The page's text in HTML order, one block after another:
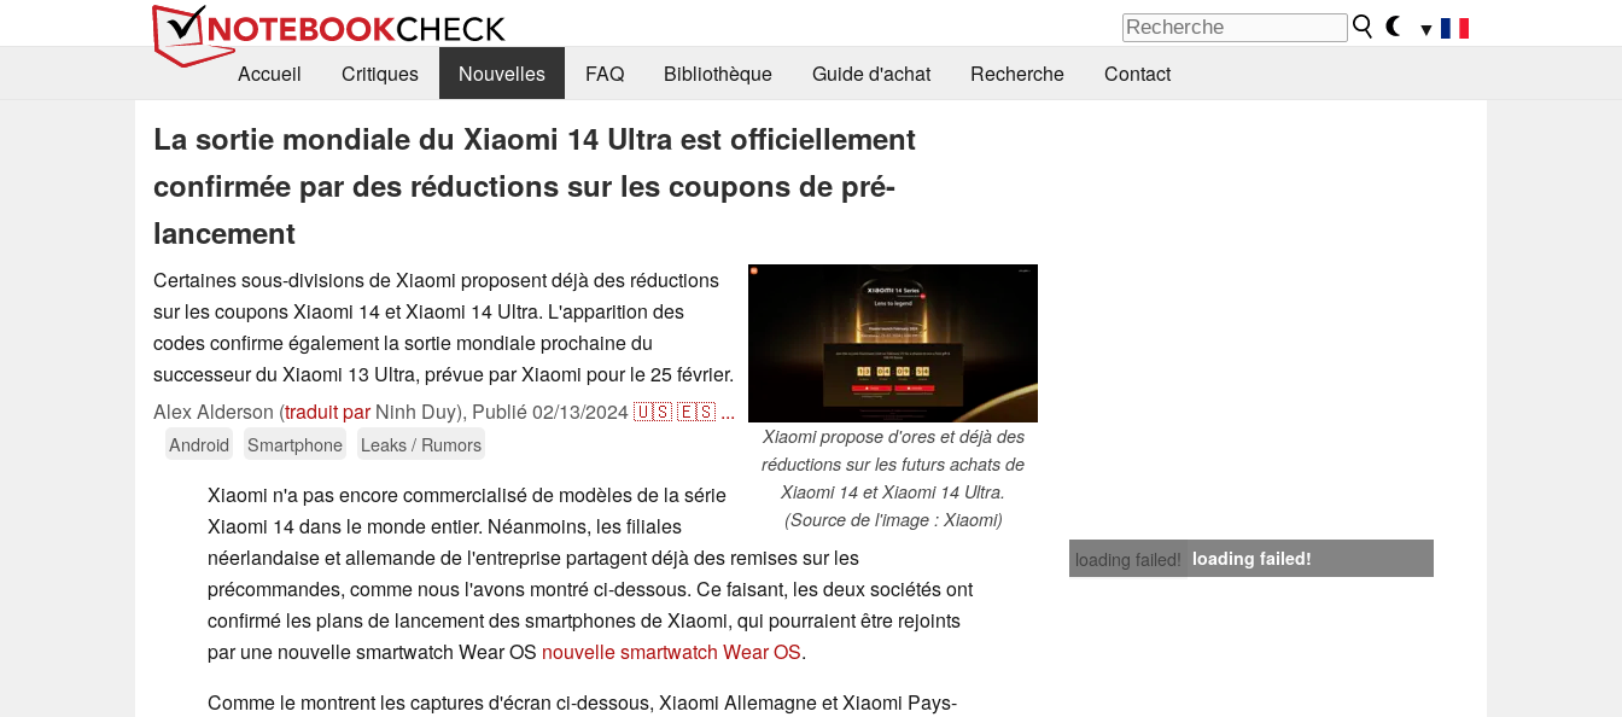
▼
Accueil
Critiques Nouvelles FAQ Bibliothèque Guide d'achat Recherche Contact
La sortie mondiale du Xiaomi 14 Ultra est officiellement
confirmée par des réductions sur les coupons de pré-
lancement
Xiaomi propose d'ores et déjà des
réductions sur les futurs achats de
Xiaomi 14 et Xiaomi 14 Ultra.
(Source de l'image : Xiaomi)
Certaines sous-divisions de Xiaomi proposent déjà des réductions
sur les coupons Xiaomi 14 et Xiaomi 14 Ultra. L'apparition des
codes confirme également la sortie mondiale prochaine du
successeur du Xiaomi 13 Ultra, prévue par Xiaomi pour le 25 février.
Alex Alderson (traduit parNinh Duy), Publié02/13/2024🇺🇸🇪🇸 ...
Android Smartphone Leaks / Rumors
loading failed! loading failed!
Xiaomi n'a pas encore commercialisé de modèles de la série
Xiaomi 14 dans le monde entier. Néanmoins, les filiales
néerlandaise et allemande de l'entreprise partagent déjà des remises sur les
précommandes, comme nous l'avons montré ci-dessous. Ce faisant, les deux sociétés ont
confirmé les plans de lancement des smartphones de Xiaomi, qui pourraient être rejoints
par une nouvelle smartwatch Wear OS nouvelle smartwatch Wear OS.
Comme le montrent les captures d'écran ci-dessous, Xiaomi Allemagne et Xiaomi Pays-